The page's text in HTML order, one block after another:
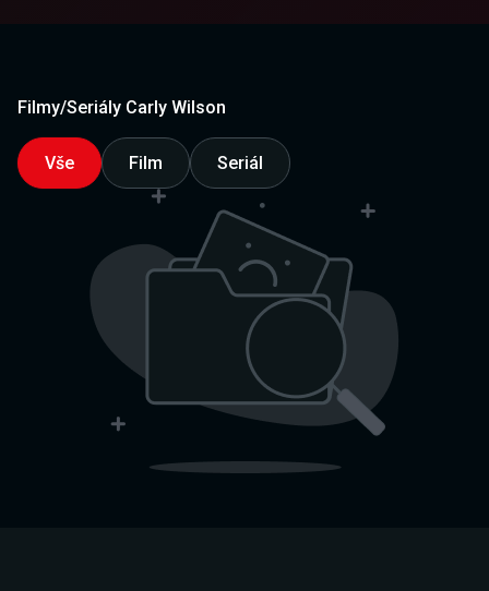
Filmy/Seriály Carly Wilson
Vše Film Seriál